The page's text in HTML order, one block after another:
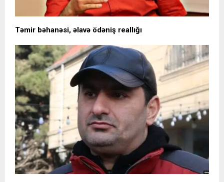
Təmir bəhanəsi, əlavə ödəniş reallığı